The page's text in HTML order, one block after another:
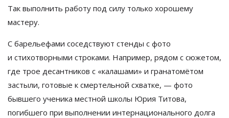
Так выполнить работу под силу только хорошему
мастеру.
С барельефами соседствуют стенды с фото
и стихотворными строками. Например, рядом с сюжетом,
где трое десантников с «калашами» и гранатомётом
застыли, готовые к смертельной схватке, — фото
бывшего ученика местной школы Юрия Титова,
погибшего при выполнении интернационального долга